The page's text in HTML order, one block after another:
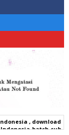
, download
batch sub